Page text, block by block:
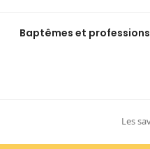
Baptêmes et
next
post:
Les